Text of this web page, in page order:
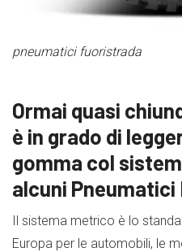
pneumatici fuoristrada
Ormai quasi
è in grado di
gomma col
alcuni
Il sistema metrico è lo
Europa per le automobili, le